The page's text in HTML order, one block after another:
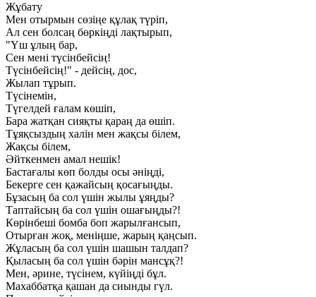
Жұбату
Мен отырмын сөзіңе құлақ түріп,
Ал сен болсаң бөркіңді лақтырып,
"Үш ұлың бар,
Сен мені түсінбейсің!
Түсінбейсің!" - дейсің, дос,
Жылап тұрып.
Түсінемін,
Түгелдей ғалам көшіп,
Бара жатқан сияқты қараң да өшіп.
Тұяқсыздың халін мен жақсы білем,
Жақсы білем,
Әйткенмен амал нешік!
Бастағалы көп болды осы әніңді,
Бекерге сен қажайсың қосағыңды.
Бұзасың ба сол үшін жылы ұяңды?
Таптайсың ба сол үшін ошағыңды?!
Көрінбеші бомба боп жарылғансып,
Отырған жоқ, меніңше, жарың қаңсып.
Жұласың ба сол үшін шашын талдап?
Қыласың ба сол үшін бәрін мансұқ?!
Мен, әрине, түсінем, күйіңді бұл.
Махаббатқа қашан да сиынды гүл.